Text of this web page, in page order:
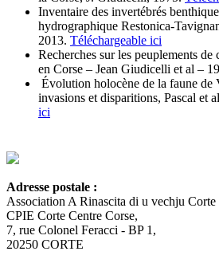
Inventaire des invertébrés
hydrographique Restonica-
2013. Téléchargeable ici
Recherches sur les peuplements de
en Corse – Jean Giudicelli et al –
Évolution holocène de la faune de
invasions et disparitions, Pascal et
ici
Adresse postale :
Association A Rinascita di u vechju Corte
CPIE Corte Centre Corse,
7, rue Colonel Feracci - BP 1,
20250 CORTE